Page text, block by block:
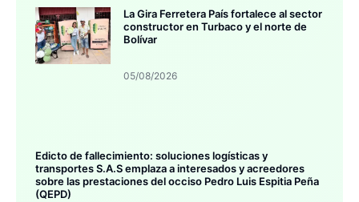
La Gira Ferretera País fortalece al sector
constructor en Turbaco y el norte de
Bolívar
05/08/2026
Edicto de fallecimiento: soluciones logísticas y
transportes S.A.S emplaza a interesados y acreedores
sobre las prestaciones del occiso Pedro Luis Espitia Peña
(QEPD)